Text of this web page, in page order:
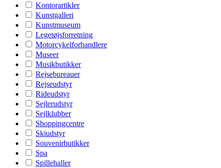
Kontorartikler
Kunstgalleri
Kunstmuseum
Legetøjsforretning
Motorcykelforhandlere
Museer
Musikbutikker
Rejsebureauer
Rejseudstyr
Rideudstyr
Sejlerudstyr
Sejlklubber
Shoppingcentre
Skiudstyr
Souvenirbutikker
Spa
Spillehaller